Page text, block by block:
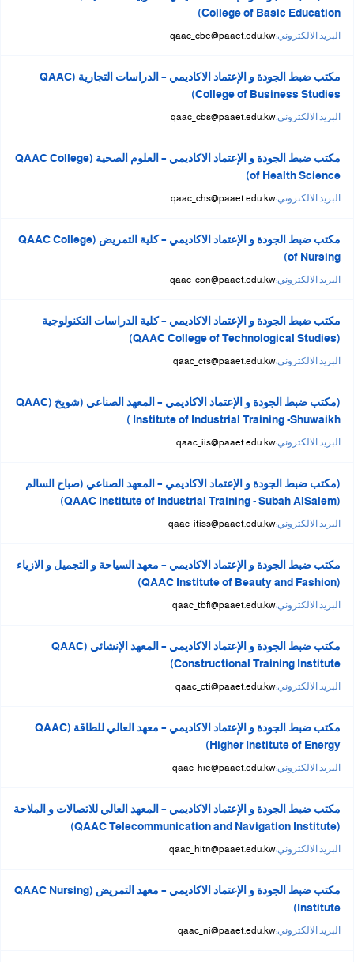
College of Basic Education)
البريد الالكتروني:qaac_cbe@paaet.edu.kw
مكتب ضبط الجودة و الإعتماد الاكاديمي – الدراسات التجارية (QAAC
College of Business Studies)
البريد الالكتروني:qaac_cbs@paaet.edu.kw
مكتب ضبط الجودة و الإعتماد الاكاديمي – العلوم الصحية (QAAC College
of Health Science)
البريد الالكتروني:qaac_chs@paaet.edu.kw
مكتب ضبط الجودة و الإعتماد الاكاديمي – كلية التمريض (QAAC College
of Nursing)
البريد الالكتروني:qaac_con@paaet.edu.kw
مكتب ضبط الجودة و الإعتماد الاكاديمي – كلية الدراسات التكنولوجية
(QAAC College of Technological Studies)
البريد الالكتروني:qaac_cts@paaet.edu.kw
(مكتب ضبط الجودة و الإعتماد الاكاديمي – المعهد الصناعي (شويخ (QAAC
Institute of Industrial Training -Shuwaikh )
البريد الالكتروني:qaac_iis@paaet.edu.kw
(مكتب ضبط الجودة و الإعتماد الاكاديمي – المعهد الصناعي (صباح السالم
(QAAC Institute of Industrial Training - Subah AlSalem)
البريد الالكتروني:qaac_itiss@paaet.edu.kw
مكتب ضبط الجودة و الإعتماد الاكاديمي – معهد السياحة و التجميل و الازياء
(QAAC Institute of Beauty and Fashion)
البريد الالكتروني:qaac_tbfi@paaet.edu.kw
مكتب ضبط الجودة و الإعتماد الاكاديمي – المعهد الإنشائي (QAAC
Constructional Training Institute)
البريد الالكتروني:qaac_cti@paaet.edu.kw
مكتب ضبط الجودة و الإعتماد الاكاديمي – معهد العالي للطاقة (QAAC
Higher Institute of Energy)
البريد الالكتروني:qaac_hie@paaet.edu.kw
مكتب ضبط الجودة و الإعتماد الاكاديمي – المعهد العالي للاتصالات و الملاحة
(QAAC Telecommunication and Navigation Institute)
البريد الالكتروني:qaac_hitn@paaet.edu.kw
مكتب ضبط الجودة و الإعتماد الاكاديمي – معهد التمريض (QAAC Nursing
Institute)
البريد الالكتروني:qaac_ni@paaet.edu.kw